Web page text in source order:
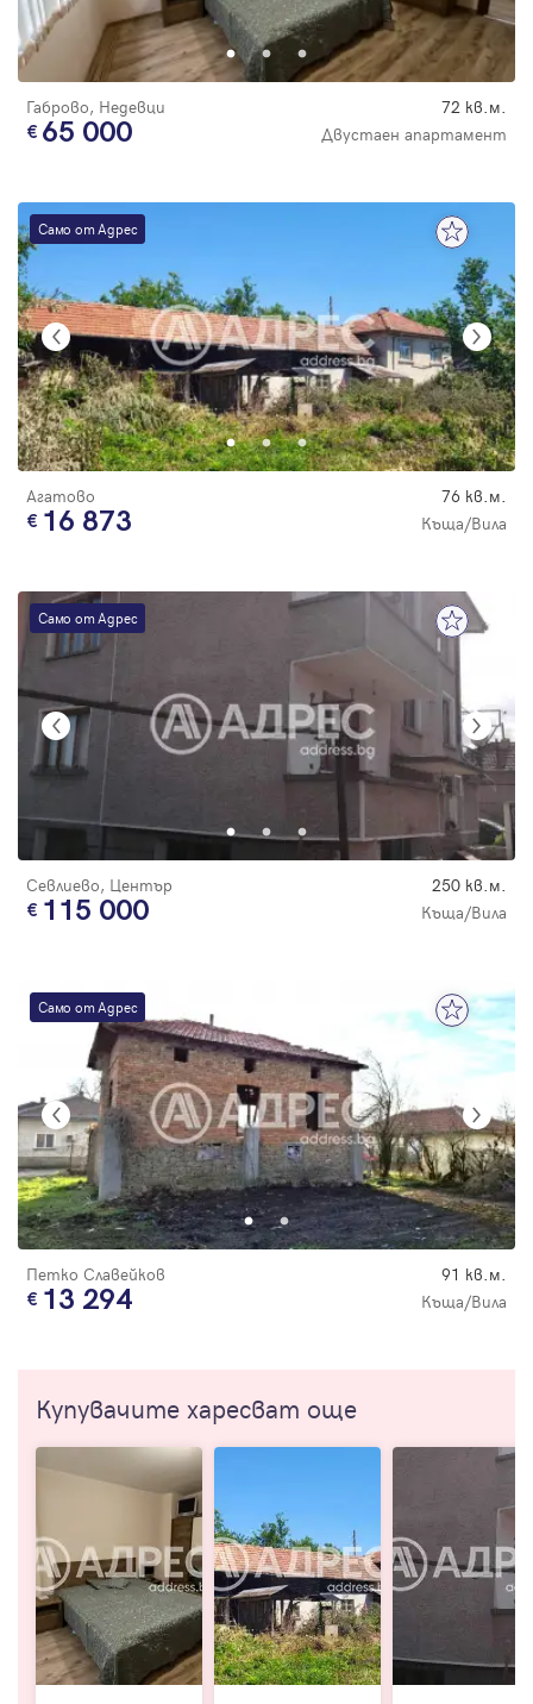
Габрово, Недевци 72 кв.м.
65 000 Двустаен апартамент
Само от Адрес
Агатово 76 кв.м.
16 873 Къща/Вила
Само от Адрес
Севлиево, Център 250 кв.м.
115 000 Къща/Вила
Само от Адрес
Петко Славейков 91 кв.м.
13 294 Къща/Вила
Купувачите харесват още
Парола
Регистрация